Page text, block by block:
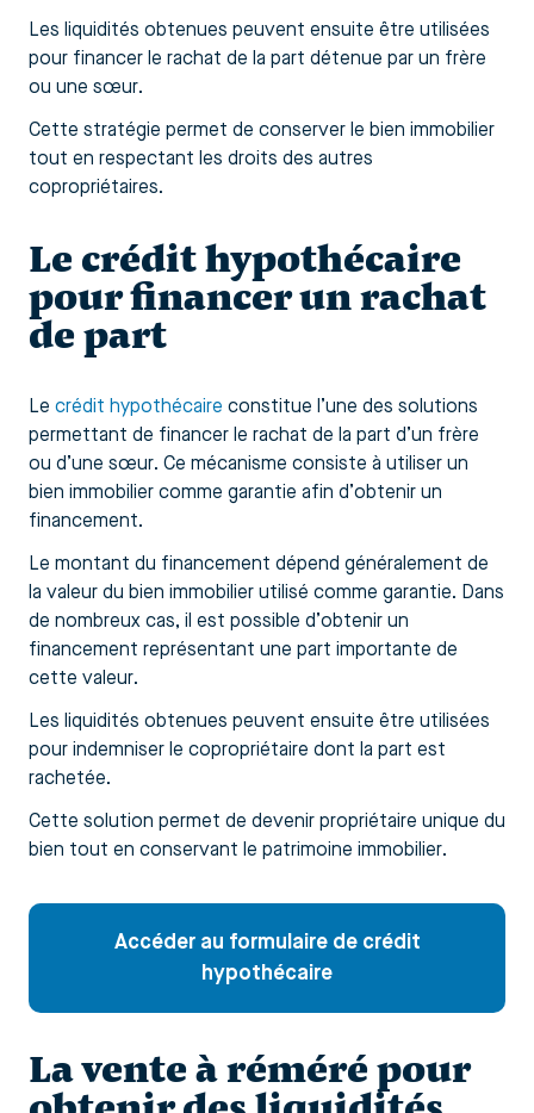
Les liquidités obtenues peuvent ensuite être utilisées
pour financer le rachat de la part détenue par un frère
ou une sœur.
Cette stratégie permet de conserver le bien immobilier
tout en respectant les droits des autres
copropriétaires.
Le crédit hypothécaire
pour financer un rachat
de part
Le crédit hypothécaire constitue l’une des solutions
permettant de financer le rachat de la part d’un frère
ou d’une sœur. Ce mécanisme consiste à utiliser un
bien immobilier comme garantie afin d’obtenir un
financement.
Le montant du financement dépend généralement de
la valeur du bien immobilier utilisé comme garantie. Dans
de nombreux cas, il est possible d’obtenir un
financement représentant une part importante de
cette valeur.
Les liquidités obtenues peuvent ensuite être utilisées
pour indemniser le copropriétaire dont la part est
rachetée.
Cette solution permet de devenir propriétaire unique du
bien tout en conservant le patrimoine immobilier.
Accéder au formulaire de crédit
hypothécaire
La vente à réméré pour